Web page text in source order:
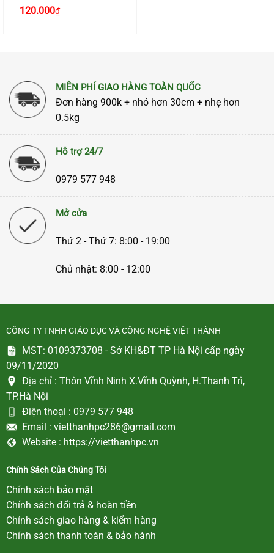
hãng Ugreen 10688 cao
cấp
Giá
120.000₫Giá
hiện
MIỄN PHÍ GIAO HÀNG TOÀN QUỐC
Đơn hàng 900k + nhỏ hơn 30cm + nhẹ hơn
0.5kg
Hỗ trợ 24/7
0979 577 948
Mở cửa
Thứ 2 - Thứ 7: 8:00 - 19:00
Chủ nhật: 8:00 - 12:00
CÔNG TY TNHH GIÁO DỤC VÀ CÔNG NGHỆ VIỆT THÀNH
MST: 0109373708 - Sở KH&ĐT TP Hà Nội cấp ngày
09/11/2020
Địa chỉ : Thôn Vĩnh Ninh X.Vĩnh Quỳnh, H.Thanh Trì,
TP.Hà Nội
Điện thoại : 0979 577 948
Email : vietthanhpc286@gmail.com
Website : https://vietthanhpc.vn
Chính Sách Của Chúng Tôi
Chính sách bảo mật
Chính sách đổi trả & hoàn tiền
Chính sách giao hàng & kiểm hàng
Chính sách thanh toán & bảo hành